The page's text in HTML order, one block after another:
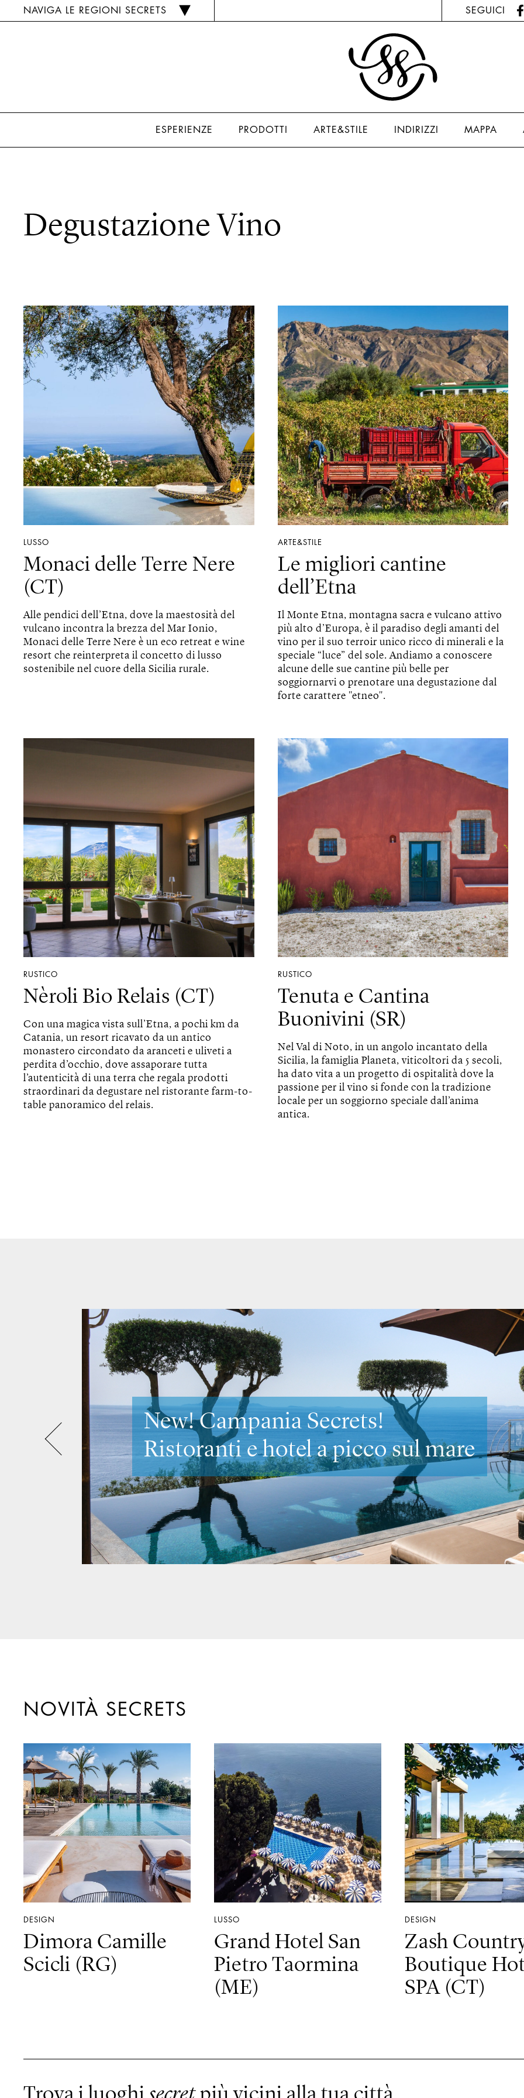
NAVIGA LE REGIONI SECRETS SEGUICI
ESPERIENZE PRODOTTI ARTE&STILE INDIRIZZI MAPPA
Degustazione Vino
LUSSO
Monaci delle Terre Nere
(CT)
Alle pendici dell’Etna, dove la maestosità del
vulcano incontra la brezza del Mar Ionio,
Monaci delle Terre Nere è un eco retreat e wine
resort che reinterpreta il concetto di lusso
sostenibile nel cuore della Sicilia rurale.
ARTE&STILE
Le migliori cantine
dell’Etna
Il Monte Etna, montagna sacra e vulcano attivo
più alto d’Europa, è il paradiso degli amanti del
vino per il suo terroir unico ricco di minerali e la
speciale “luce” del sole. Andiamo a conoscere
alcune delle sue cantine più belle per
soggiornarvi o prenotare una degustazione dal
forte carattere "etneo".
RUSTICO
Nèroli Bio Relais (CT)
Con una magica vista sull’Etna, a pochi km da
Catania, un resort ricavato da un antico
monastero circondato da aranceti e uliveti a
perdita d’occhio, dove assaporare tutta
l’autenticità di una terra che regala prodotti
straordinari da degustare nel ristorante farm-to-
table panoramico del relais.
RUSTICO
Tenuta e Cantina
Buonivini (SR)
Nel Val di Noto, in un angolo incantato della
Sicilia, la famiglia Planeta, viticoltori da 5 secoli,
ha dato vita a un progetto di ospitalità dove la
passione per il vino si fonde con la tradizione
locale per un soggiorno speciale dall’anima
antica.
Scopri Veneto Secrets
Venezia e i suoi
luoghi più romantici
NOVITÀ SECRETS
DESIGN
Dimora Camille
Scicli (RG)
LUSSO
Grand Hotel San
Pietro Taormina
(ME)
DESIGN
Zash
Boutique
SPA (CT)